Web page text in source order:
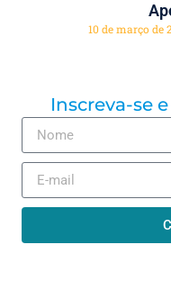
10 de março de
Inscreva-se